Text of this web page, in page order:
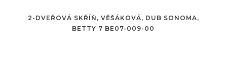
2-DVEŘOVÁ SKŘÍŇ, VĚŠÁKOVÁ, DUB SONOMA,
BETTY 7 BE07-009-00